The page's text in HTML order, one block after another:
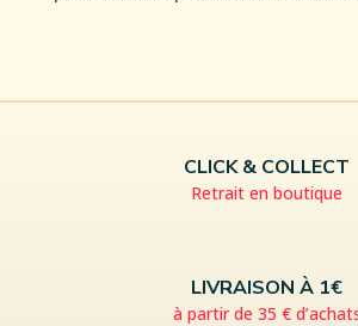
CLICK & COLLECT
Retrait en boutique
LIVRAISON À 1€
à partir de 35 €